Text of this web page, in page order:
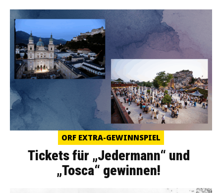
ORF EXTRA-GEWINNSPIEL
Tickets für „Jedermann“ und
„Tosca“ gewinnen!